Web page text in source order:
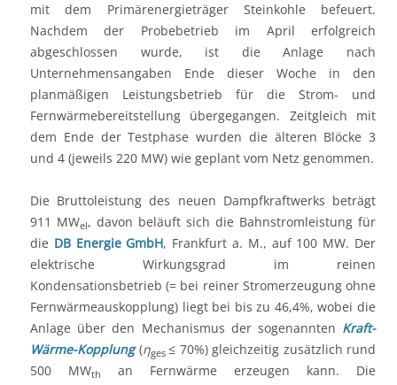
mit dem Primärenergieträger Steinkohle befeuert.
Nachdem der Probebetrieb im April erfolgreich
abgeschlossen wurde, ist die Anlage nach
Unternehmensangaben Ende dieser Woche in den
planmäßigen Leistungsbetrieb für die Strom- und
Fernwärmebereitstellung übergegangen. Zeitgleich mit
dem Ende der Testphase wurden die älteren Blöcke 3
und 4 (jeweils 220 MW) wie geplant vom Netz genommen.
Die Bruttoleistung des neuen Dampfkraftwerks beträgt
911 MWel, davon beläuft sich die Bahnstromleistung für
die DB Energie GmbH, Frankfurt a. M., auf 100 MW. Der
elektrische Wirkungsgrad im reinen
Kondensationsbetrieb (= bei reiner Stromerzeugung ohne
Fernwärmeauskopplung) liegt bei bis zu 46,4%, wobei die
Anlage über den Mechanismus der sogenannten Kraft-
Wärme-Kopplung(ηges ≤ 70%) gleichzeitig zusätzlich rund
500 MWth
an Fernwärme erzeugen kann. Die